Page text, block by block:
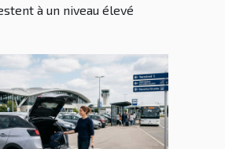
à un niveau élevé